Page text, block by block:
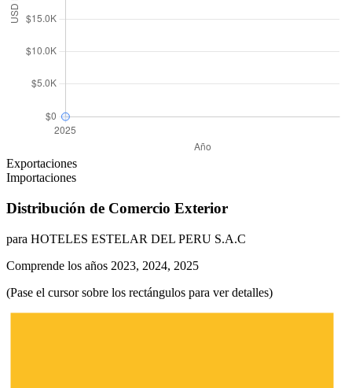
Exportaciones
Importaciones
Distribución de Comercio Exterior
para HOTELES ESTELAR DEL PERU S.A.C
Comprende los años 2023, 2024, 2025
(Pase el cursor sobre los rectángulos para ver detalles)